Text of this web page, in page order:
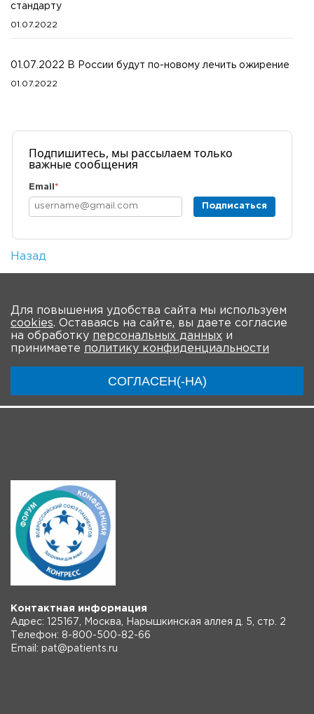
стандарту
01.07.2022
01.07.2022 В России будут по-новому лечить ожирение
01.07.2022
Подпишитесь, мы рассылаем только
важные сообщения
Email *
Подписаться
Назад
Для повышения удобства сайта мы используем
cookies. Оставаясь на сайте, вы даете согласие
на обработку персональных данных и
принимаете политику конфиденциальности
СОГЛАСЕН(-НА)
О Форуме Участники Программа
Трансляции
Контактная информация
Адрес: 125167, Москва, Нарышкинская аллея д. 5, стр. 2
Телефон: 8-800-500-82-66
Email: pat@patients.ru